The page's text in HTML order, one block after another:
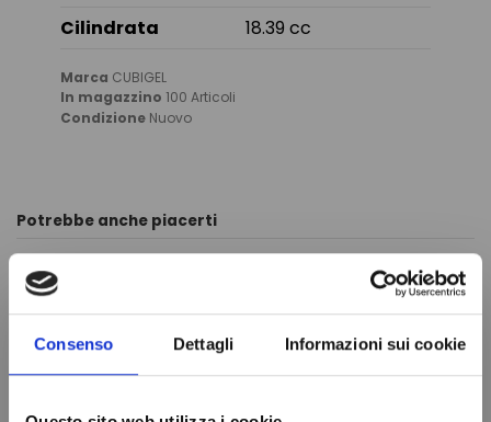
Consenso Dettagli Informazioni sui cookie
Cilindrata
18.39 cc
Marca CUBIGEL
In magazzino 100 Articoli
Condizione Nuovo
Potrebbe anche piacerti